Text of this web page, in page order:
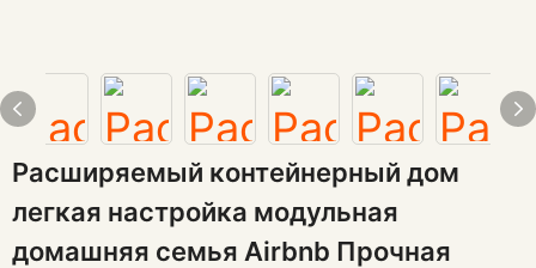
Расширяемый контейнерный дом
легкая настройка модульная
домашняя семья Airbnb Прочная